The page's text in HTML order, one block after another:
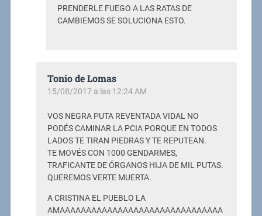
PRENDERLE FUEGO A LAS RATAS DE
CAMBIEMOS SE SOLUCIONA ESTO.
Tonio de Lomas
15/08/2017 a las 12:24 AM
VOS NEGRA PUTA REVENTADA VIDAL NO
PODÉS CAMINAR LA PCIA PORQUE EN TODOS
LADOS TE TIRAN PIEDRAS Y TE REPUTEAN.
TE MOVÉS CON 1000 GENDARMES,
TRAFICANTE DE ÓRGANOS HIJA DE MIL PUTAS.
QUEREMOS VERTE MUERTA.
A CRISTINA EL PUEBLO LA
AMAAAAAAAAAAAAAAAAAAAAAAAAAAAAAAA